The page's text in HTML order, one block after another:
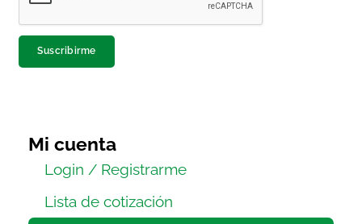
Suscribirme
Mi cuenta
Login / Registrarme
Lista de cotización